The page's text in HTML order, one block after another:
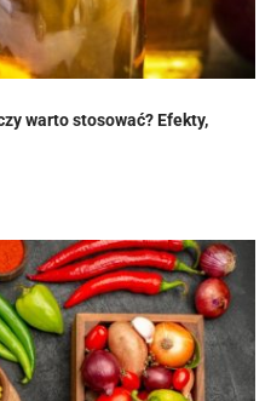
warto stosować? Efekty,